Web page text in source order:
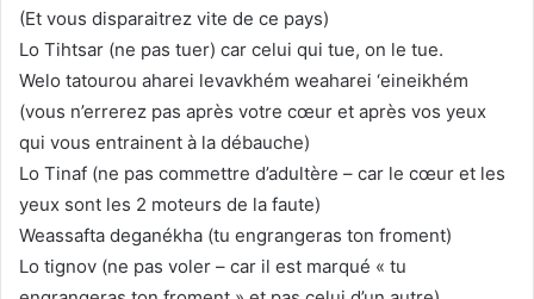
(Et vous disparaitrez vite de ce pays)
Lo Tihtsar (ne pas tuer) car celui qui tue, on le tue.
Welo tatourou aharei levavkhém weaharei ‘eineikhém
(vous n’errerez pas après votre cœur et après vos yeux
qui vous entrainent à la débauche)
Lo Tinaf (ne pas commettre d’adultère – car le cœur et les
yeux sont les 2 moteurs de la faute)
Weassafta deganékha (tu engrangeras ton froment)
Lo tignov (ne pas voler – car il est marqué « tu